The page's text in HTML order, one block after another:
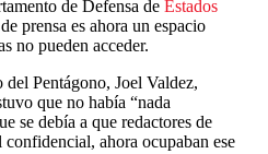
de Defensa de Estados
prensa es ahora un espacio
no pueden acceder.
Pentágono, Joel Valdez,
que no había “nada
se debía a que redactores de
ahora ocupaban ese